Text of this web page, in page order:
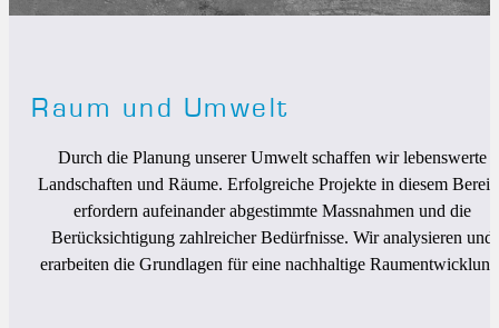
Raum und Umwelt
Durch die Planung unserer Umwelt schaffen wir lebenswerte
Landschaften und Räume. Erfolgreiche Projekte in diesem
erfordern aufeinander abgestimmte Massnahmen und die
Berücksichtigung zahlreicher Bedürfnisse. Wir analysieren und
erarbeiten die Grundlagen für eine nachhaltige